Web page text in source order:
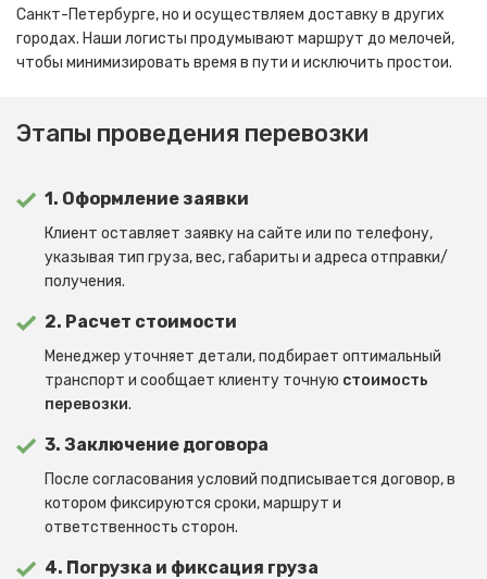
Санкт-Петербурге, но и осуществляем доставку в других
городах. Наши логисты продумывают маршрут до мелочей,
чтобы минимизировать время в пути и исключить простои.
Этапы проведения перевозки
1. Оформление заявки
Клиент оставляет заявку на сайте или по телефону,
указывая тип груза, вес, габариты и адреса отправки/
получения.
2. Расчет стоимости
Менеджер уточняет детали, подбирает оптимальный
транспорт и сообщает клиенту точную стоимость
перевозки.
3. Заключение договора
После согласования условий подписывается договор, в
котором фиксируются сроки, маршрут и
ответственность сторон.
4. Погрузка и фиксация груза